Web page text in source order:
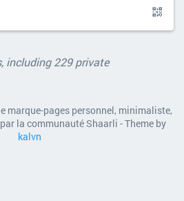
including 229 private
marque-pages personnel, minimaliste,
la communauté Shaarli - Theme by
kalvn